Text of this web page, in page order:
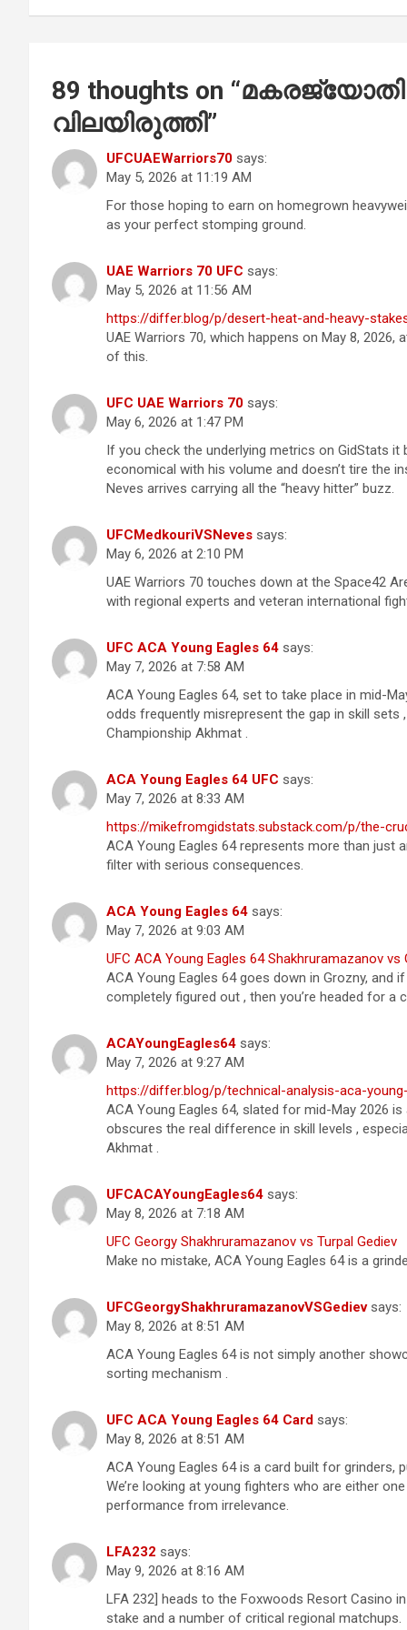
89 thoughts on “
വിലയിരുത്തി”
UFCUAEWarriors70 says:
May 5, 2026 at 11:19 AM
For those hoping to earn on homegrown
as your perfect stomping ground.
UAE Warriors 70 UFC says:
May 5, 2026 at 11:56 AM
https://differ.blog/p/desert-heat-and-heavy-
UAE Warriors 70, which happens on May 8,
of this.
UFC UAE Warriors 70 says:
May 6, 2026 at 1:47 PM
If you check the underlying metrics on GidStats
economical with his volume and doesn’t tire the
Neves arrives carrying all the “heavy hitter” buzz.
UFCMedkouriVSNeves says:
May 6, 2026 at 2:10 PM
UAE Warriors 70 touches down at the Space42
with regional experts and veteran international
UFC ACA Young Eagles 64 says:
May 7, 2026 at 7:58 AM
ACA Young Eagles 64, set to take place in mid-
odds frequently misrepresent the gap in skill
Championship Akhmat .
ACA Young Eagles 64 UFC says:
May 7, 2026 at 8:33 AM
https://mikefromgidstats.substack.com/p/the-
ACA Young Eagles 64 represents more than just
filter with serious consequences.
ACA Young Eagles 64 says:
May 7, 2026 at 9:03 AM
UFC ACA Young Eagles 64 Shakhruramazanov vs
ACA Young Eagles 64 goes down in Grozny,
completely figured out , then you’re headed for a
ACAYoungEagles64 says:
May 7, 2026 at 9:27 AM
https://differ.blog/p/technical-analysis-aca-
ACA Young Eagles 64, slated for mid-May 2026
obscures the real difference in skill levels ,
Akhmat .
UFCACAYoungEagles64 says:
May 8, 2026 at 7:18 AM
UFC Georgy Shakhruramazanov vs Turpal Gediev
Make no mistake, ACA Young Eagles 64 is a
UFCGeorgyShakhruramazanovVSGediev says:
May 8, 2026 at 8:51 AM
ACA Young Eagles 64 is not simply another
sorting mechanism .
UFC ACA Young Eagles 64 Card says:
May 8, 2026 at 8:51 AM
ACA Young Eagles 64 is a card built for grinders,
We’re looking at young fighters who are either
performance from irrelevance.
LFA232 says:
May 9, 2026 at 8:16 AM
LFA 232] heads to the Foxwoods Resort Casino
stake and a number of critical regional matchups.